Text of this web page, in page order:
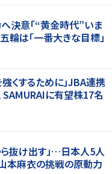
決意「“黄金時代”いま
輪は「一番大きな目標」
くするために」JBA連携
に有望株17名
ら抜け出す」…日本人5人
本麻衣の挑戦の原動力